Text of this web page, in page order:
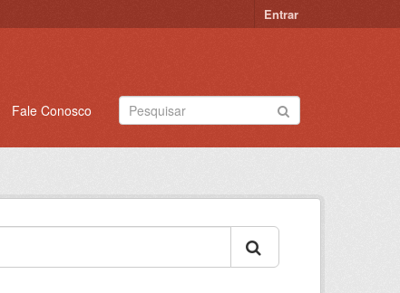
Entrar
Fale Conosco